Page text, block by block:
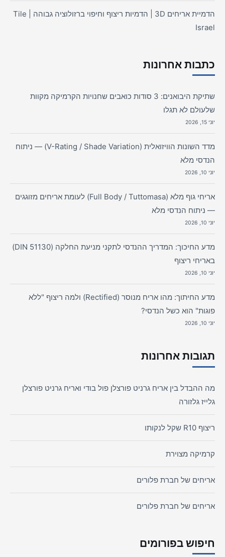
הדמיית אריחים 3D | הדמיות ריצוף וחיפוי ברזולוציה גבוהה | Tile
Israel
כתבות אחרונות
שתיקת היבואנים: 3 סודות כואבים שחנויות הקרמיקה מקוות
שלעולם לא תגלו
יוני 15, 2026
מדד השונות הוויזואלית (V-Rating / Shade Variation) — ניתוח
הנדסי מלא
יוני 10, 2026
אריחי גוף מלא (Full Body / Tuttomasa) לעומת אריחים מזוגגים
— ניתוח הנדסי מלא
יוני 10, 2026
מדע החיכוך: המדריך ההנדסי לתקני מניעת החלקה (DIN 51130)
באריחי ריצוף
יוני 10, 2026
מדע החיתוך: מהו אריח מנוסר (Rectified) ולמה ריצוף "ללא
פוגות" הוא כשל הנדסי?
יוני 10, 2026
תגובות אחרונות
מה ההבדל בין אריח גרניט פורצלן פול בודי ואריח גרניט פורצלן
גלייז גלזורה
ריצוף R10 שקל לנקותו
קרמיקה מצוירת
אריחים של חברת פלורים
אריחים של חברת פלורים
חיפוש בפורומים